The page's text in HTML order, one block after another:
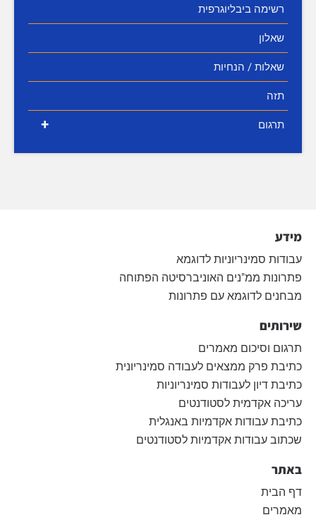
רשימה ביבליוגרפית
שאלון
שאלות / הנחיות
תזה
+ תרגום
מידע
עבודות סמינריוניות לדוגמא
פתרונות ממ"נים האוניברסיטה הפתוחה
מבחנים לדוגמא עם פתרונות
שירותים
תרגום וסיכום מאמרים
כתיבת פרק ממצאים לעבודה סמינריונית
כתיבת דיון לעבודות סמינריוניות
עריכה אקדמית לסטודנטים
כתיבת עבודות אקדמיות באנגלית
שכתוב עבודות אקדמיות לסטודנטים
באתר
דף הבית
מאמרים